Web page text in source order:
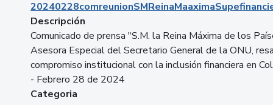
Descripción
Comunicado de prensa "S.M. la Reina Máxima de los
Asesora Especial del Secretario General de la ONU,
compromiso institucional con la inclusión financiera en
- Febrero 28 de 2024
Categoria